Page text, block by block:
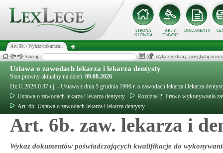
STRONA
GŁÓWNA
AKTY
PRAWNE
DOKUMENTY
Art. 6b. - Wykaz dokumen...
Szukaj: Wyłącz reklamy, przeglądaj
Ustawa o zawodach lekarza i lekarza dentysty
Stan prawny aktualny na dzień: 09.08.2026
Dz.U.2026.0.37 t.j. - Ustawa z dnia 5 grudnia 1996 r. o zawodach lekarza i lekarza
Ustawa o zawodach lekarza i lekarza dentysty
Rozdział 2. Prawo wykonywania
Art. 6b. Ustawa o zawodach lekarza i lekarza dentysty
Art. 6b. zaw. lekarza i
Wykaz dokumentów poświadczających kwalifikacje do